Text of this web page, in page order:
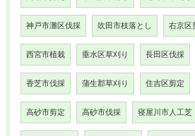
神戸市灘区伐採 吹田市枝落とし 右京区
西宮市植栽 垂水区草刈り 長田区伐採
香芝市伐採 蒲生郡草刈り 住吉区剪定
高砂市剪定 高砂市伐採 寝屋川市人工芝